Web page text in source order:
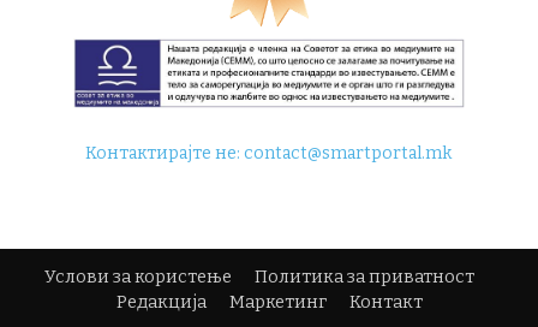
Контактирајте не:contact@smartportal.mk
Услови за користење
Политика за приватност
Редакција
Маркетинг Контакт